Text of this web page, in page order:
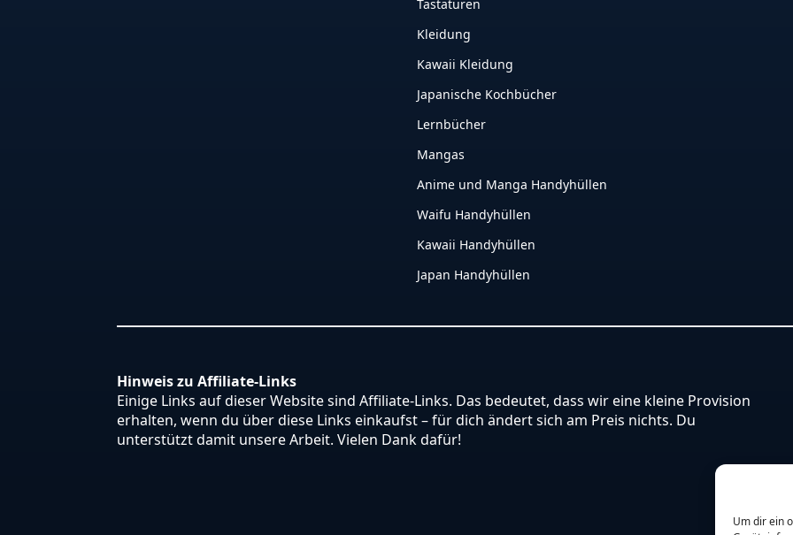
Um dir ein
Tastaturen
Kleidung
Kawaii Kleidung
Japanische Kochbücher
Lernbücher
Mangas
Anime und Manga Handyhüllen
Waifu Handyhüllen
Kawaii Handyhüllen
Japan Handyhüllen
Hinweis zu Affiliate-Links
Einige Links auf dieser Website sind Affiliate-Links. Das bedeutet, dass wir eine kleine Provision
erhalten, wenn du über diese Links einkaufst – für dich ändert sich am Preis nichts. Du
unterstützt damit unsere Arbeit. Vielen Dank dafür!